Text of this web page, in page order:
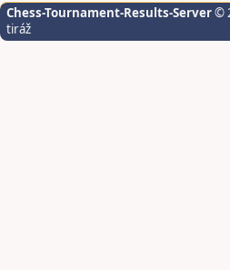
Chess-Tournament-Results-Server©
tiráž